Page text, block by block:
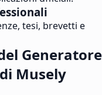
tesi, brevetti e
Generatore
Musely